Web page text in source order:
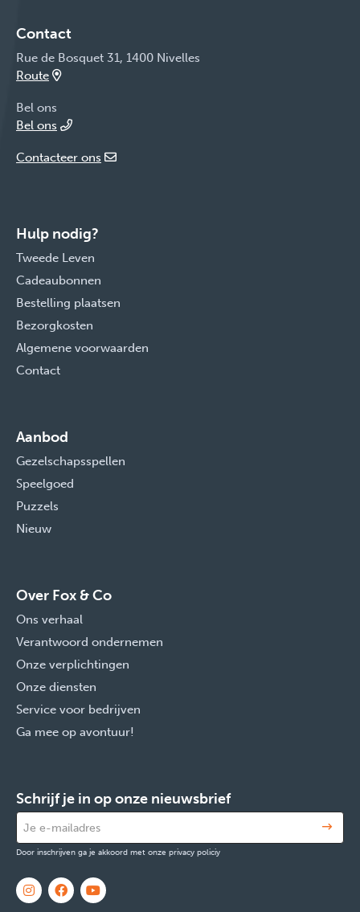
Contact
Rue de Bosquet 31, 1400 Nivelles
Route
Bel ons
Bel ons
Contacteer ons
Hulp nodig?
Tweede Leven
Cadeaubonnen
Bestelling plaatsen
Bezorgkosten
Algemene voorwaarden
Contact
Aanbod
Gezelschapsspellen
Speelgoed
Puzzels
Nieuw
Over Fox & Co
Ons verhaal
Verantwoord ondernemen
Onze verplichtingen
Onze diensten
Service voor bedrijven
Ga mee op avontuur!
Schrijf je in op onze nieuwsbrief
Door inschrijven ga je akkoord met onze privacy policiy